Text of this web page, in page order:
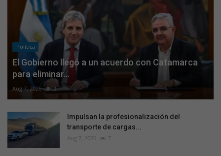
Politica
El Gobierno llegó a un acuerdo con Catamarca
para eliminar...
Aug 7, 2026 2
Impulsan la profesionalización del
transporte de cargas...
Aug 7, 2026 7